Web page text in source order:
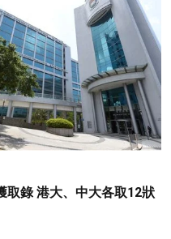
取錄 港大、中大各取12狀